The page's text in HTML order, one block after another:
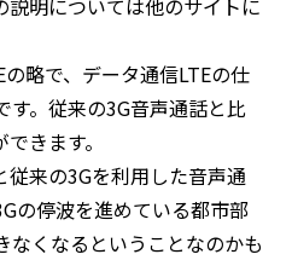
略で、データ通信LTEの仕
。従来の3G音声通話と比
きます。
来の3Gを利用した音声通
の停波を進めている都市部
なくなるということなのかも